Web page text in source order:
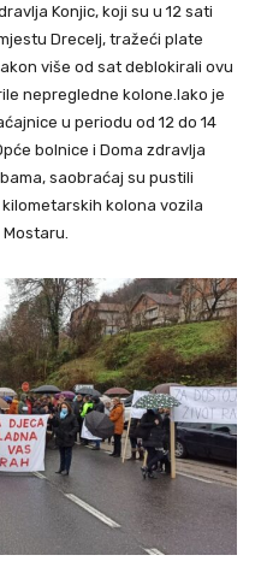
Konjic, koji su u 12 sati
Drecelj, tražeći plate
više od sat deblokirali ovu
nepregledne kolone.Iako je
u periodu od 12 do 14
bolnice i Doma zdravlja
saobraćaj su pustili
kolona vozila